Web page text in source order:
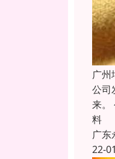
广州
公司
来。
料
广东
22-